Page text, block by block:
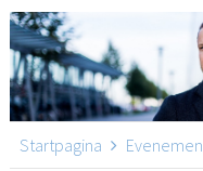
Startpagina